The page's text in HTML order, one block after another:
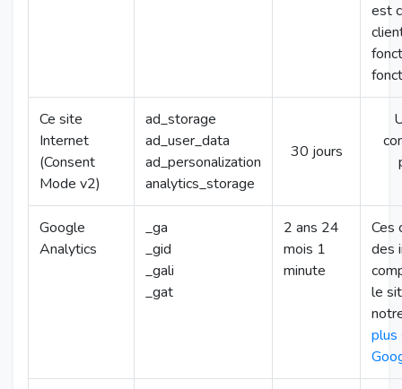
est
Ce site
Internet
(Consent
Mode v2)
ad_storage
ad_user_data
ad_personalization
analytics_storage
30 jours
Google
Analytics
_ga
_gid
_gali
_gat
2 ans 24
mois 1
minute
Ces
des
le
plus